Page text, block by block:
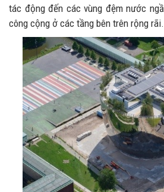
tác động đến các vùng đệm nước
công cộng ở các tầng bên trên rộng rãi.